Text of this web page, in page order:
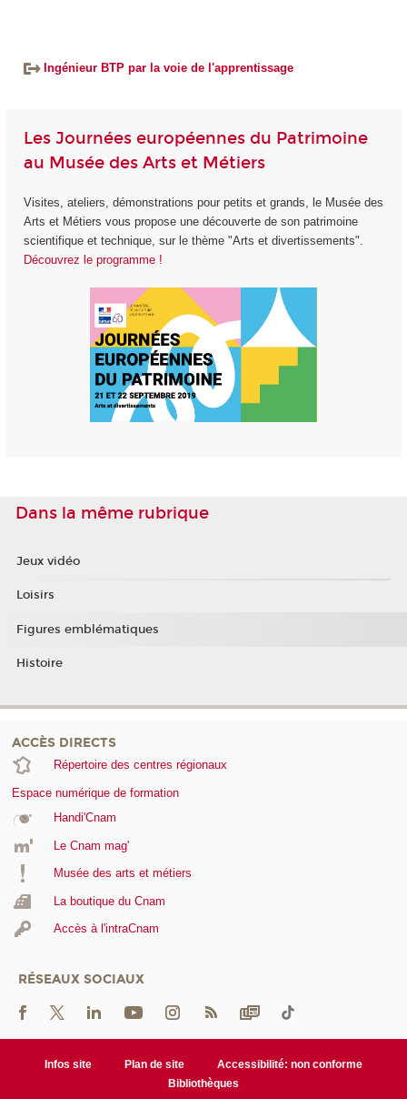
Ingénieur BTP par la voie de l'apprentissage
Les Journées européennes du Patrimoine
au Musée des Arts et Métiers
Visites, ateliers, démonstrations pour petits et grands, le Musée des
Arts et Métiers vous propose une découverte de son patrimoine
scientifique et technique, sur le thème "Arts et divertissements".
Découvrez le programme !
Dans la même rubrique
Jeux vidéo
Loisirs
Figures emblématiques
Histoire
ACCÈS DIRECTS
Répertoire des centres régionaux
Espace numérique de formation
Handi'Cnam
Le Cnam mag'
Musée des arts et métiers
La boutique du Cnam
Accès à l'intraCnam
RÉSEAUX SOCIAUX
Infos site Plan de site
Accessibilité: non conforme
Bibliothèques